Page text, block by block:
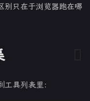
别只在于浏览器跑在哪
具列表里：